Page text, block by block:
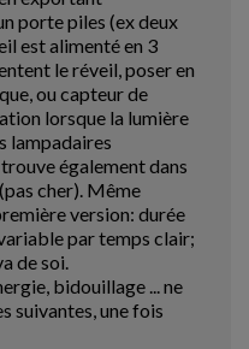
porte piles (ex deux
est alimenté en 3
le réveil, poser en
ou capteur de
lorsque la lumière
lampadaires
également dans
cher). Même
version: durée
par temps clair;
de soi.
bidouillage ... ne
suivantes, une fois